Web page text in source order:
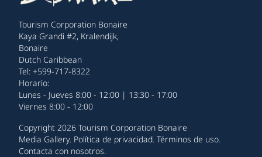
Tourism Corporation Bonaire
Kaya Grandi #2, Kralendijk,
Bonaire
Dutch Caribbean
Tel: +599-717-8322
Horario:
Lunes - Jueves 8:00 - 12:00 | 13:30 - 17:00
Viernes 8:00 - 12:00
Copyright 2026 Tourism Corporation Bonaire
Media Gallery. Política de privacidad. Términos de uso.
Contacta con nosotros.